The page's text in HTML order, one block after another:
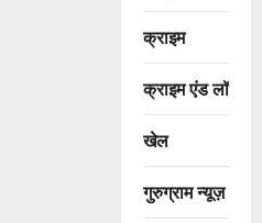
क्राइम
क्राइम एंड लॉ
खेल
गुरुग्राम न्यूज़